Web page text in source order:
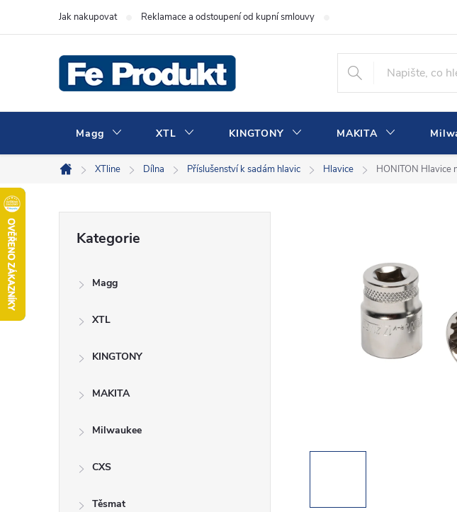
Jak nakupovat Reklamace a odstoupení od kupní smlouvy
Magg XTL KINGTONY MAKITA
Domů
XTline Dílna Příslušenství k sadám hlavic Hlavice HONITON Hlavice
kategorie
Kategorie
Magg
XTL
KINGTONY
MAKITA
Milwaukee
CXS
Těsmat